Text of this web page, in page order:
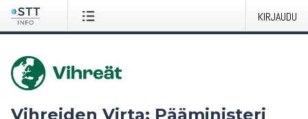
KIRJAUDU
Vihreiden Virta: Pääministeri